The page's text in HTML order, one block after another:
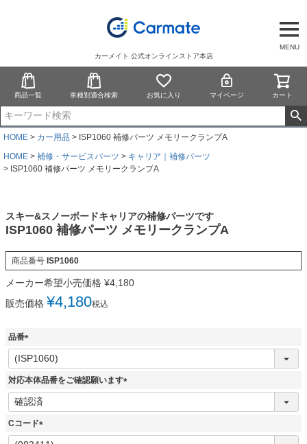
MENU
カーメイト 公式オンラインストア本店
商品一覧 車種別適合検索 お気に入り マイページ カート
HOME カー用品
ISP1060 補修パーツ メモリークランプA
HOME
補修・サービスパーツ
キャリア｜補修パーツ
ISP1060 補修パーツ メモリークランプA
スキー&スノーボードキャリアの補修パーツです
ISP1060 補修パーツ メモリークランプA
商品番号 ISP1060
メーカー希望小売価格 ¥4,180
販売価格 ¥4,180税込
品番
(
必
須
対応本体品番をご確認願います
(
Cコード
(